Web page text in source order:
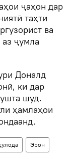
ҷаҳон дар
таҳти
ва
ҷумла
Доналд
ки дар
шуд.
ҳамлаҳои
Эрон